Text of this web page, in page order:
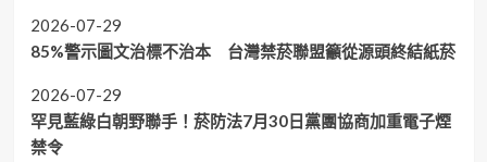
2026-07-29
85%警示圖文治標不治本 台灣禁菸聯盟籲從源頭終結紙菸
2026-07-29
罕見藍綠白朝野聯手！菸防法7月30日黨團協商加重電子煙
禁令